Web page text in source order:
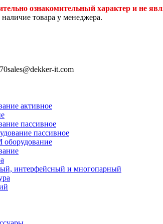
ознакомительный характер и не
товара у менеджера.
sales@dekker-it.com
активное
пассивное
пассивное
интерфейсный и многопарный